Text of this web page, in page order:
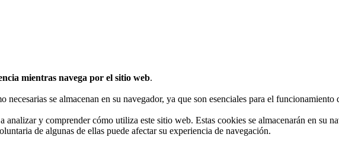
mientras navega por el sitio web.
necesarias se almacenan en su navegador, ya que son esenciales para el
analizar y comprender cómo utiliza este sitio web. Estas cookies se almacenarán en su
de algunas de ellas puede afectar su experiencia de navegación.